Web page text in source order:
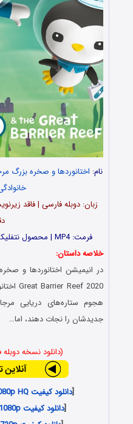
نام: اختانوردها و صخره بزرگ
فرمت: MP4 | محصول نتفلیکس NETFLIX | امتیاز: 6.8 از 10
خلاصه داستان:
در انیمیشن اختانوردها و
Great Barrier Reef 2020
هجوم ستاره‌های دریایی
جدیدشان را نجات دهند، اما…
(دانلود نسخه
[دانلود کیفیت 1080p HQ با حجم 1.12 گیگابایت
[دانلود کیفیت 1080p با حجم 838 گیگابایت